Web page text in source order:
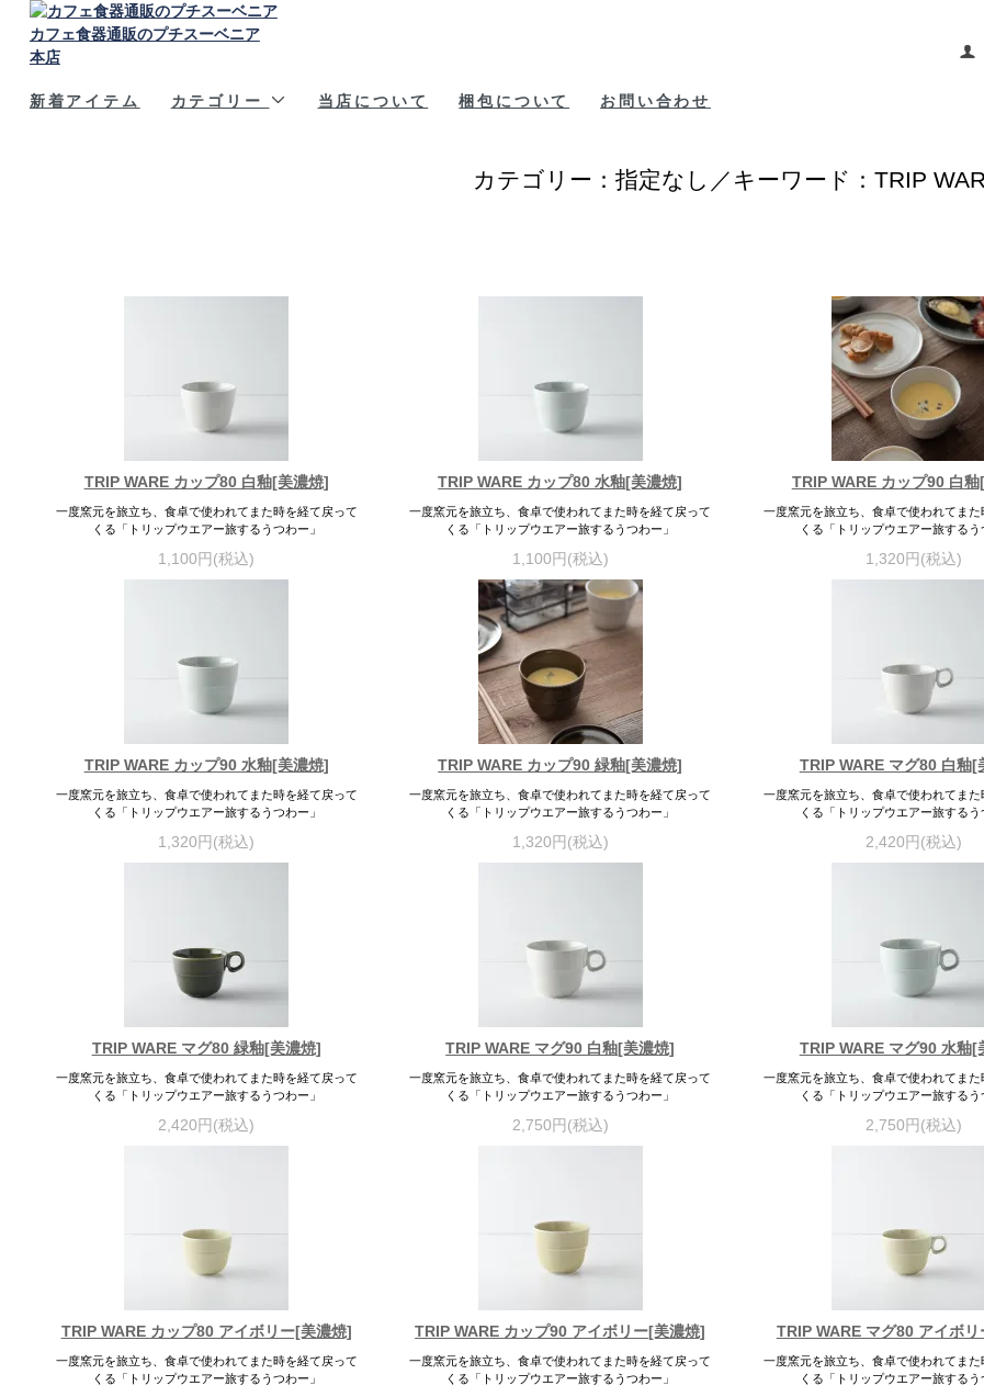
カフェ食器通販のプチスーベニア
本店
新着アイテム カテゴリー 当店について 梱包について お問い合わせ
カテゴリー：指定なし／キーワード：TRIP
TRIP WARE カップ80 白釉[美濃焼]
一度窯元を旅立ち、食卓で使われてまた時を経て戻って
くる「トリップウエアー旅するうつわー」
1,100円(税込)
TRIP WARE カップ80 水釉[美濃焼]
一度窯元を旅立ち、食卓で使われてまた時を経て戻って
くる「トリップウエアー旅するうつわー」
1,100円(税込)
TRIP WARE カップ90 白
一度窯元を旅立ち、食卓で使われてまた
くる「トリップウエアー旅するう
1,320円(税込)
TRIP WARE カップ90 水釉[美濃焼]
一度窯元を旅立ち、食卓で使われてまた時を経て戻って
くる「トリップウエアー旅するうつわー」
1,320円(税込)
TRIP WARE カップ90 緑釉[美濃焼]
一度窯元を旅立ち、食卓で使われてまた時を経て戻って
くる「トリップウエアー旅するうつわー」
1,320円(税込)
TRIP WARE マグ80 白釉[
一度窯元を旅立ち、食卓で使われてまた
くる「トリップウエアー旅するう
2,420円(税込)
TRIP WARE マグ80 緑釉[美濃焼]
一度窯元を旅立ち、食卓で使われてまた時を経て戻って
くる「トリップウエアー旅するうつわー」
2,420円(税込)
TRIP WARE マグ90 白釉[美濃焼]
一度窯元を旅立ち、食卓で使われてまた時を経て戻って
くる「トリップウエアー旅するうつわー」
2,750円(税込)
TRIP WARE マグ90 水釉[
一度窯元を旅立ち、食卓で使われてまた
くる「トリップウエアー旅するう
2,750円(税込)
TRIP WARE カップ80 アイボリー[美濃焼]
一度窯元を旅立ち、食卓で使われてまた時を経て戻って
くる「トリップウエアー旅するうつわー」
TRIP WARE カップ90 アイボリー[美濃焼]
一度窯元を旅立ち、食卓で使われてまた時を経て戻って
くる「トリップウエアー旅するうつわー」
TRIP WARE マグ80 アイボ
一度窯元を旅立ち、食卓で使われてまた
くる「トリップウエアー旅するう